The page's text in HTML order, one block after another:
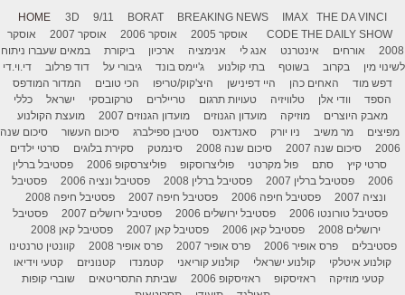
HOME 3D 9/11 BORAT BREAKING NEWS IMAX
THE DA VINCI
CODE THE DAILY SHOW אוסקר 2005 אוסקר 2006 אוסקר 2007
אוסקר
2008
אורחים אינטרנט אנג לי אנימציה ארכיון ביקורת
במאים שעברו ניתוח
לשינוי מין
בקרוב בשוטף בתי קולנוע ג'יימס בונד גיבורי על דוד פרלוב
די.וי.די
דפש מוד
האחים כהן היי דפינישן היצ'קוק/טריפו הכי טובים
המדור המודפס
הספד
וודי אלן טלוויזיה טעויות תרגום טריילרים טרקובסקי ישראל
כללי
מאבק היוצרים
מוזיקה מועדון הגנוזים מועדון הגנוזים 2007
מועצת הקולנוע
מפיצים
מר משיב ניו יורק סאנדאנס סטיבן ספילברג סיכום העשור
סיכום שנה
2006
סיכום שנה 2007 סיכום שנה 2008 סינמטק סקירת בלוגים
סרטי ילדים
סרטי קיץ
סתם פול מקרטני פוליצרוסקופ פוליצרסקופ 2006
פסטיבל ברלין
2006
פסטיבל ברלין 2007 פסטיבל ברלין 2008 פסטיבל ונציה 2006
פסטיבל
ונציה 2007
פסטיבל חיפה 2006 פסטיבל חיפה 2007
פסטיבל חיפה 2008
פסטיבל טורונטו 2006
פסטיבל ירושלים 2006 פסטיבל ירושלים 2007
פסטיבל
ירושלים 2008
פסטיבל קאן 2006 פסטיבל קאן 2007
פסטיבל קאן 2008
פסטיבלים
פרס אופיר 2006 פרס אופיר 2007 פרס אופיר 2008
קוונטין טרנטינו
קולנוע איטלקי
קולנוע ישראלי קולנוע קוריאני קטמנדו קטנוניזם
קטעי וידיאו
קטעי מוזיקה
ראזיסקופ ראזיסקופ 2006 שביתת התסריטאים
שוברי קופות